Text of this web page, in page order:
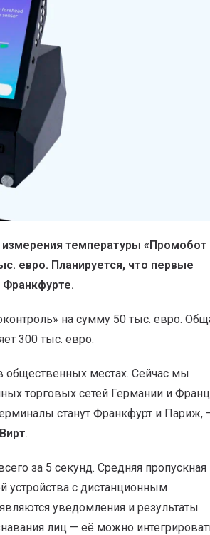
температуры «Промобот
евро. Планируется, что первые
на сумму 50 тыс. евро.
300 тыс. евро.
общественных местах. Сейчас мы
торговых сетей Германии и
станут Франкфурт и Париж,
.
за 5 секунд. Средняя пропускная
устройства с дистанционным
уведомления и результаты
лиц — её можно